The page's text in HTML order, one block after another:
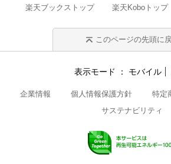
楽天ブックストップ 楽天Koboトップ
このページの先頭に
表示モード モバイル
企業情報 個人情報保護方針
特定
サステナビリティ